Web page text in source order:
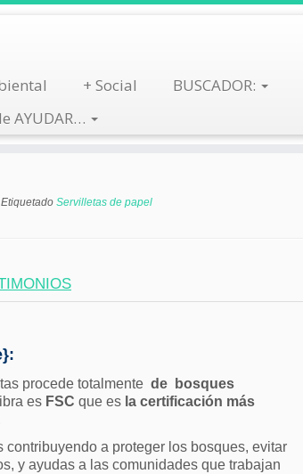
+ Social BUSCADOR:
AYUDAR…
Etiquetado Servilletas de papel
procede totalmente de bosques
es FSC que es la certificación más
a proteger los bosques, evitar
y ayudas a las comunidades que trabajan